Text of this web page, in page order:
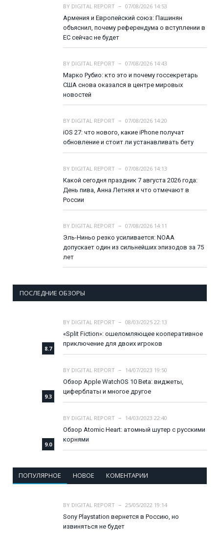
BY DIGITAL REPORT
07/08/2026 14:53
Армения и Европейский союз: Пашинян
объяснил, почему референдума о вступлении в
ЕС сейчас не будет
BY DIGITAL REPORT
07/08/2026 14:43
Марко Рубио: кто это и почему госсекретарь
США снова оказался в центре мировых
новостей
BY DIGITAL REPORT
07/08/2026 14:20
iOS 27: что нового, какие iPhone получат
обновление и стоит ли устанавливать бету
BY DIGITAL REPORT
07/08/2026 14:13
Какой сегодня праздник 7 августа 2026 года:
День пива, Анна Летняя и что отмечают в
России
BY DIGITAL REPORT
07/08/2026 14:11
Эль-Ниньо резко усиливается: NOAA
допускает один из сильнейших эпизодов за 75
лет
ПОСЛЕДНИЕ ОБЗОРЫ
8.7
BY DIGITAL REPORT
08/03/2025 22:13
«Split Fiction»: ошеломляющее кооперативное
приключение для двоих игроков
9.3
BY DIGITAL REPORT
14/07/2023 19:50
Обзор Apple WatchOS 10 Beta: виджеты,
циферблаты и многое другое
9.0
BY DIGITAL REPORT
14/03/2023 22:40
Обзор Atomic Heart: атомный шутер с русскими
корнями
ПОПУЛЯРНОЕ НОВОЕ КОМЕНТАРИИ
BY DIGITAL REPORT
25/05/2022 19:14
Sony Playstation вернется в Россию, но
извиняться не будет